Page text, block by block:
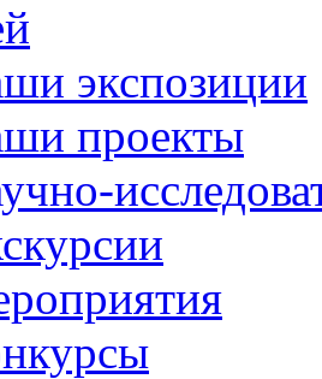
экспозиции
проекты